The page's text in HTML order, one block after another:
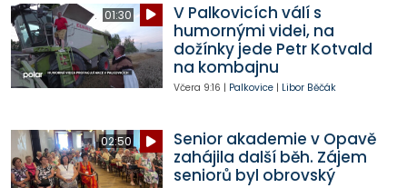
01:30
V Palkovicích válí s
humornými videi, na
dožínky jede Petr Kotvald
na kombajnu
Včera 9:16 | Palkovice| Libor Běčák
02:50
Senior akademie v Opavě
zahájila další běh. Zájem
seniorů byl obrovský